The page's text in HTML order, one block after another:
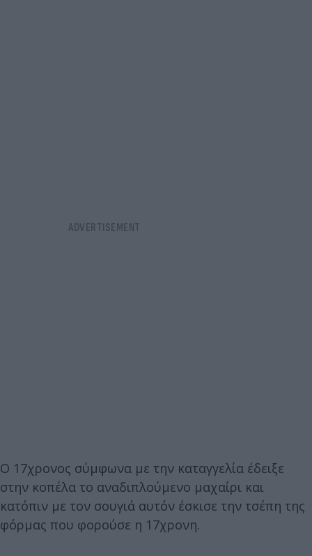
Ο 17χρονος σύμφωνα με την καταγγελία έδειξε
στην κοπέλα το αναδιπλούμενο μαχαίρι και
κατόπιν με τον σουγιά αυτόν έσκισε την τσέπη της
φόρμας που φορούσε η 17χρονη.